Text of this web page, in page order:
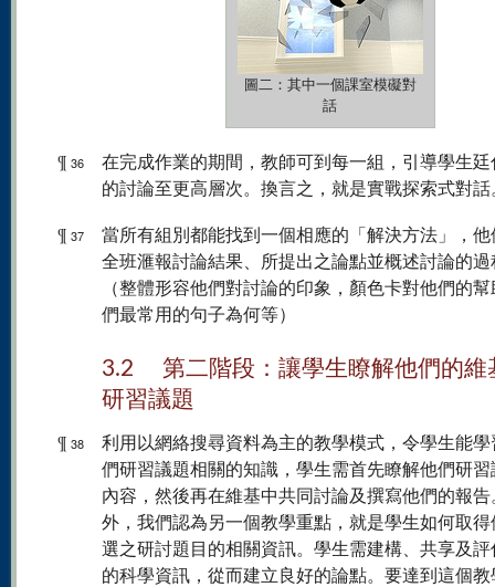
圖二：其中一個課室模礙對
話
¶ 36
在完成作業的期間，教師可到每一組，引導學生
的討論至更高層次。換言之，就是實戰探索式對話
¶ 37
當所有組別都能找到一個相應的「解決方法」，
全班滙報討論結果、所提出之論點並概述討論的過
（整體形容他們對討論的印象，顏色卡對他們的
們最常用的句子為何等）
3.2 第二階段：讓學生瞭解他們的維
研習議題
¶ 38
利用以網絡搜尋資料為主的教學模式，令學生能
們研習議題相關的知識，學生需首先瞭解他們研
內容，然後再在維基中共同討論及撰寫他們的報告
外，我們認為另一個教學重點，就是學生如何取
選之研討題目的相關資訊。學生需建構、共享及
的科學資訊，從而建立良好的論點。要達到這個教